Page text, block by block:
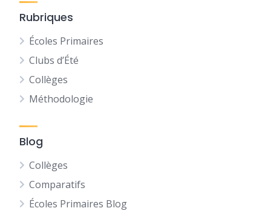
Rubriques
Écoles Primaires
Clubs d’Été
Collèges
Méthodologie
Blog
Collèges
Comparatifs
Écoles Primaires Blog